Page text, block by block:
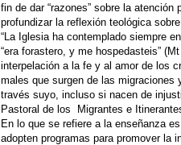
fin de dar “razones” sobre la
profundizar la reflexión teológica
“La Iglesia ha contemplado siempre
“era forastero, y me hospedasteis”
interpelación a la fe y al amor de los
males que surgen de las migraciones
través suyo, incluso si nacen de
Pastoral de los Migrantes e
En lo que se refiere a la enseñanza
adopten programas para promover la